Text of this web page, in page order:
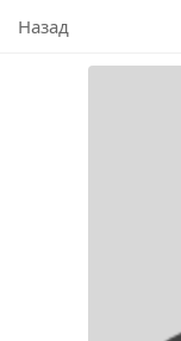
Назад